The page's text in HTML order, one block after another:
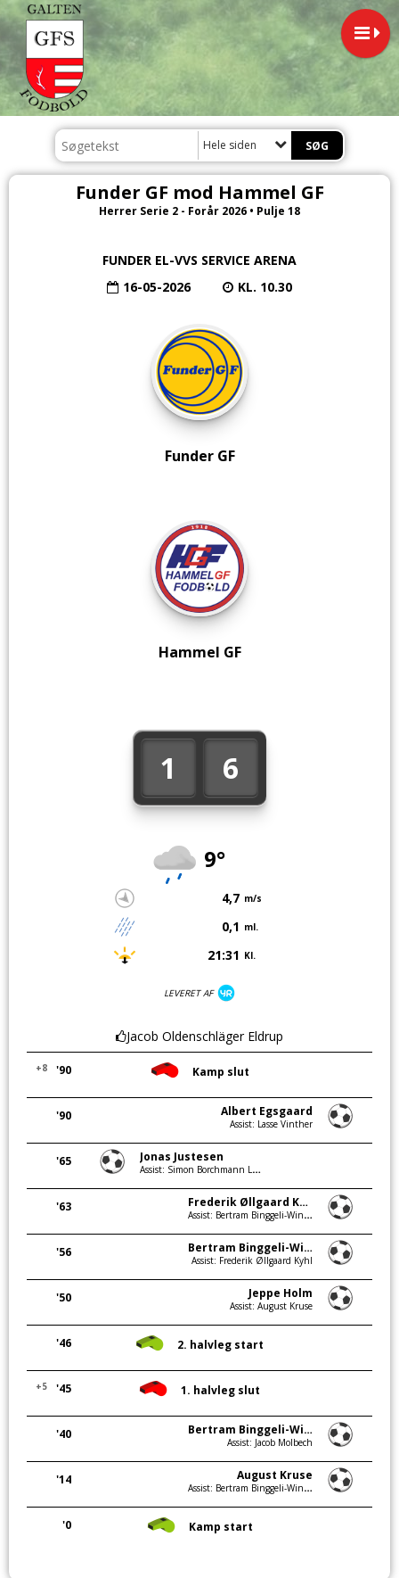
Hele siden
Funder GF mod Hammel GF
Herrer Serie 2 - Forår 2026 • Pulje 18
FUNDER EL-VVS SERVICE ARENA
16-05-2026
KL. 10.30
Funder GF
1 6
9°
4,7 m/s
0,1 ml.
21:31 Kl.
LEVERET AF
Hammel GF
Jacob Oldenschläger Eldrup
'90
+8 Kamp slut
'90 Albert Egsgaard
Assist: Lasse Vinther
'65 Jonas Justesen
Assist: Simon Borchmann Laursen
'63 Frederik Øllgaard Kyhl
Assist: Bertram Binggeli-Winter
'56 Bertram Binggeli-Winter
Assist: Frederik Øllgaard Kyhl
'50 Jeppe Holm
Assist: August Kruse
'46 2. halvleg start
'45
+5 1. halvleg slut
'40 Bertram Binggeli-Winter
Assist: Jacob Molbech
'14 August Kruse
Assist: Bertram Binggeli-Winter
'0 Kamp start